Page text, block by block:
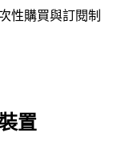
性購買與訂閱制
置